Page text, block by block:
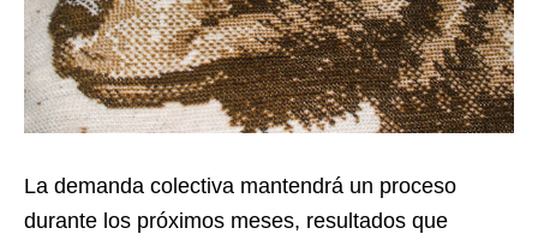
La demanda colectiva mantendrá un proceso
durante los próximos meses, resultados que